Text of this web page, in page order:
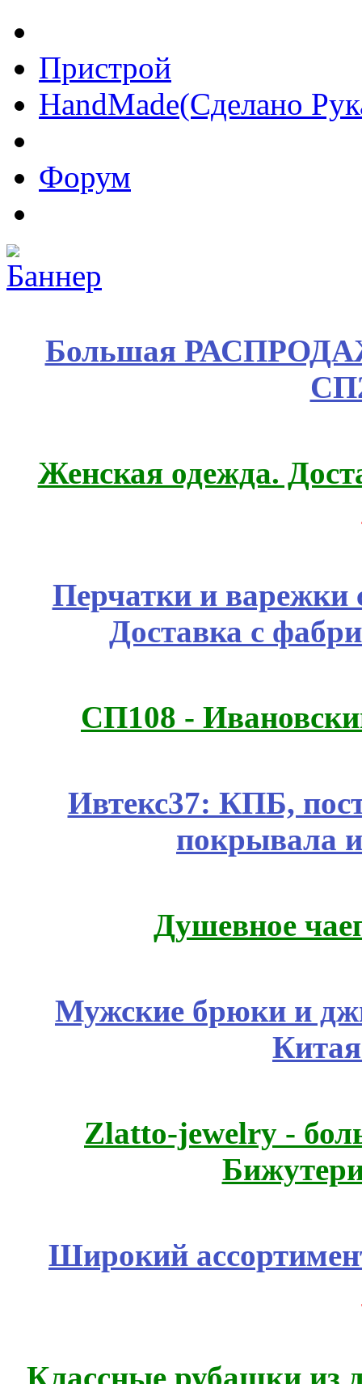
Пристрой
HandMade(Сделано
Форум
Большая
Женская одежда.
Перчатки и варежки
Доставка с
СП108 -
Ивтекс37: КПБ,
покрывала
Душевное
Мужские брюки и
Zlatto-jewelry -
Широкий
Классные рубашки из